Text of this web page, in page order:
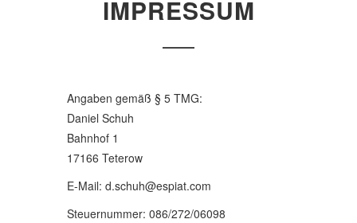
IMPRESSUM
Angaben gemäß § 5 TMG:
Daniel Schuh
Bahnhof 1
17166 Teterow
E-Mail: d.schuh@espiat.com
Steuernummer: 086/272/06098